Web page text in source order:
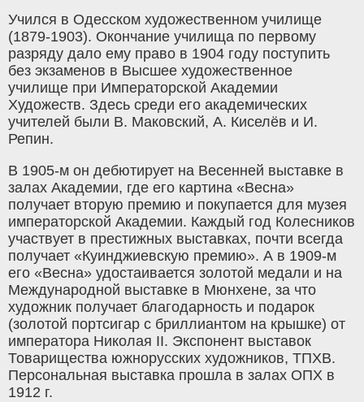
Учился в Одесском художественном училище
(1879-1903). Окончание училища по первому
разряду дало ему право в 1904 году поступить
без экзаменов в Высшее художественное
училище при Императорской Академии
Художеств. Здесь среди его академических
учителей были В. Маковский, А. Киселёв и И.
Репин.
В 1905-м он дебютирует на Весенней выставке в
залах Академии, где его картина «Весна»
получает вторую премию и покупается для музея
императорской Академии. Каждый год Колесников
участвует в престижных выставках, почти всегда
получает «Куинджиевскую премию». А в 1909-м
его «Весна» удостаивается золотой медали и на
Международной выставке в Мюнхене, за что
художник получает благодарность и подарок
(золотой портсигар с бриллиантом на крышке) от
императора Николая II. Экспонент выставок
Товарищества южнорусских художников, ТПХВ.
Персональная выставка прошла в залах ОПХ в
1912 г.